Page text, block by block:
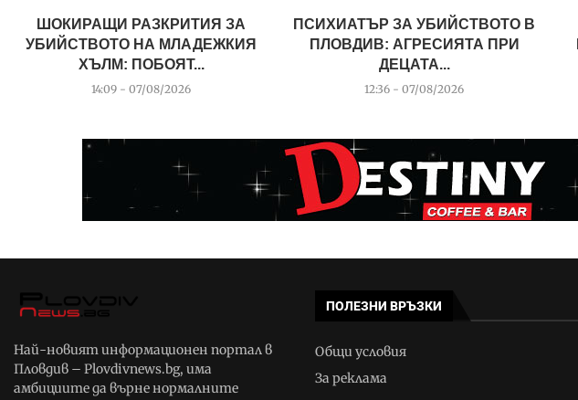
ШОКИРАЩИ РАЗКРИТИЯ ЗА
УБИЙСТВОТО НА МЛАДЕЖКИЯ
ХЪЛМ: ПОБОЯТ...
14:09 - 07/08/2026
ПСИХИАТЪР ЗА УБИЙСТВОТО В
ПЛОВДИВ: АГРЕСИЯТА ПРИ
ДЕЦАТА...
12:36 - 07/08/2026
Най-новият информационен портал в
Пловдив – Plovdivnews.bg, има
амбициите да върне нормалните
ПОЛЕЗНИ ВРЪЗКИ
Общи условия
За реклама